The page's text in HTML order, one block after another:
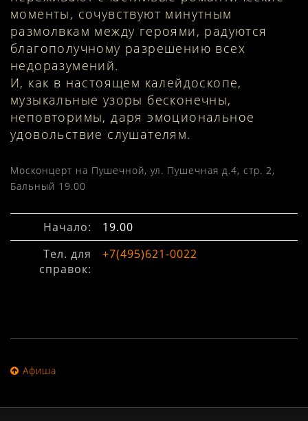
моменты, сочувствуют минутным
размолвкам между героями, радуются
благополучному разрешению всех
недоразумений.
И, как в настоящем калейдоскопе,
музыкальные узоры бесконечны,
неповторимы, даря эмоциональное
удовольствие слушателям.
Москонцерт на Пушечной, ул. Пушечная д.4, стр. 2,
Бальный 19.00
Начало:
19.00
Тел. для
справок:
+7(495)621-0022
Афиша